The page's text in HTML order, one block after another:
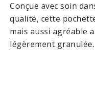
Conçue avec soin
qualité, cette
mais aussi agréable
légèrement granulée.